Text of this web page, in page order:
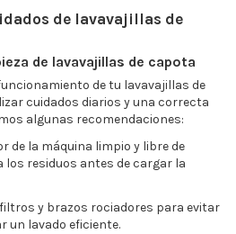
de lavavajillas de
de lavavajillas de capota
de tu lavavajillas de
cuidados diarios y una correcta
algunas recomendaciones:
de la máquina limpio y libre de
los residuos antes de cargar la
y brazos rociadores para evitar
un lavado eficiente.